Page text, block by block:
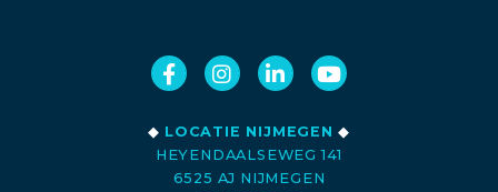
◆ LOCATIE NIJMEGEN ◆
HEYENDAALSEWEG 141
6525 AJ NIJMEGEN